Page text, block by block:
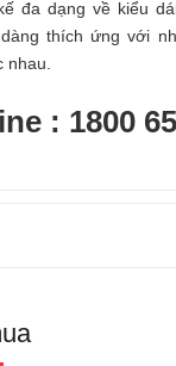
đa dạng về kiểu
thích ứng với
nhau.
: 1800